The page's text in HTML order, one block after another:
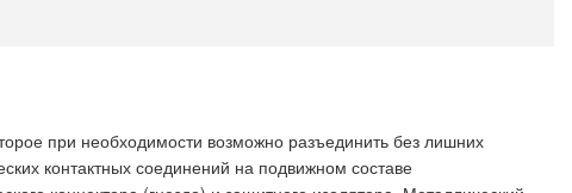
при необходимости возможно разъединить без лишних
контактных соединений на подвижном составе